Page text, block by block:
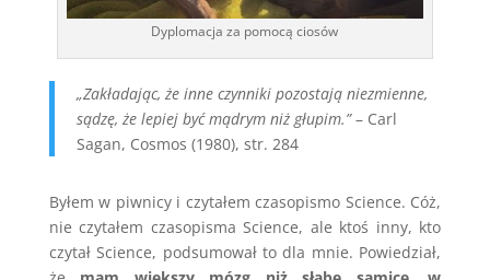
Dyplomacja za pomocą ciosów
„Zakładając, że inne czynniki pozostają niezmienne,
sądzę, że lepiej być mądrym niż głupim.”– Carl
Sagan, Cosmos (1980), str. 284
Byłem w piwnicy i czytałem czasopismo Science. Cóż,
nie czytałem czasopisma Science, ale ktoś inny, kto
czytał Science, podsumował to dla mnie. Powiedział,